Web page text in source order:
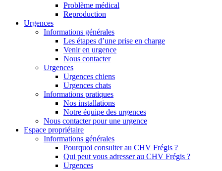
Problème médical
Reproduction
Urgences
Informations générales
Les étapes d’une prise en charge
Venir en urgence
Nous contacter
Urgences
Urgences chiens
Urgences chats
Informations pratiques
Nos installations
Notre équipe des urgences
Nous contacter pour une urgence
Espace propriétaire
Informations générales
Pourquoi consulter au CHV Frégis ?
Qui peut vous adresser au CHV Frégis ?
Urgences